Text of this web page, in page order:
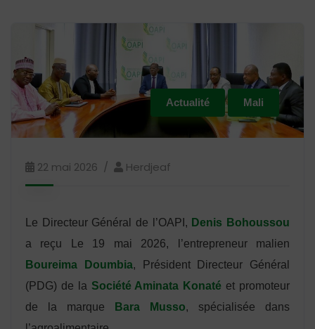
Actualité Mali
22 mai 2026 Herdjeaf
Le Directeur Général de l’OAPI, Denis Bohoussou
a reçu Le 19 mai 2026, l’entrepreneur malien
Boureima Doumbia, Président Directeur Général
(PDG) de la Société Aminata Konaté et promoteur
de la marque
Bara Musso, spécialisée dans